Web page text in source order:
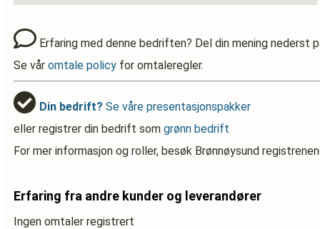
Erfaring med denne bedriften? Del din mening nederst
Se vår omtale policy for omtaleregler.
Din bedrift? Se våre presentasjonspakker
eller registrer din bedrift som grønn bedrift
For mer informasjon og roller, besøk Brønnøysund
Erfaring fra andre kunder og leverandører
Ingen omtaler registrert